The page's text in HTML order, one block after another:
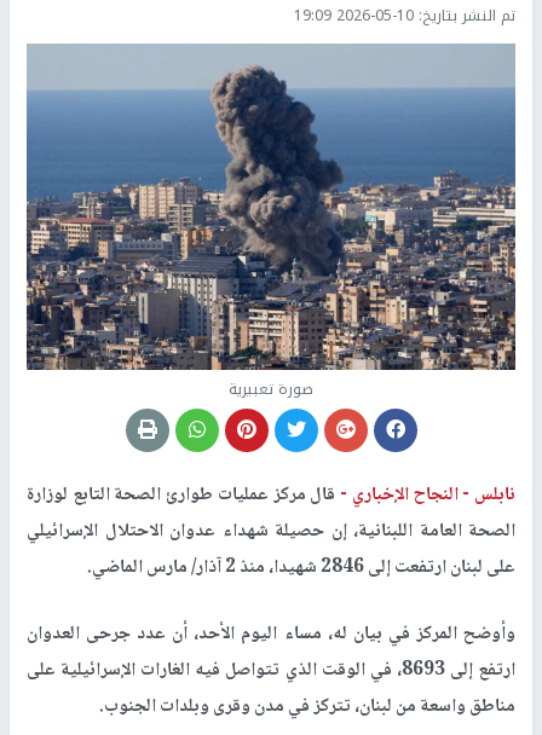
تم النشر بتاريخ: 2026-05-10 19:09
صورة تعبيرية
نابلس -النجاح الإخباري - قال مركز عمليات طوارئ الصحة التابع لوزارة
الصحة العامة اللبنانية، إن حصيلة شهداء عدوان الاحتلال الإسرائيلي
على لبنان ارتفعت إلى 2846 شهيدا، منذ 2 آذار/ مارس الماضي.
وأوضح المركز في بيان له، مساء اليوم الأحد، أن عدد جرحى العدوان
ارتفع إلى 8693، في الوقت الذي تتواصل فيه الغارات الإسرائيلية على
مناطق واسعة من لبنان، تتركز في مدن وقرى وبلدات الجنوب.